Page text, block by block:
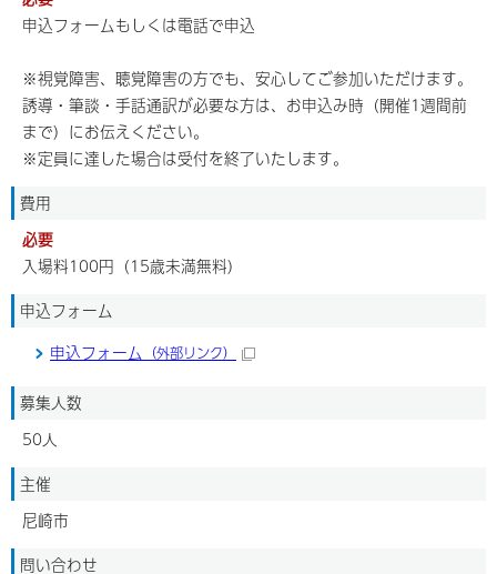
申込フォームもしくは電話で申込
※視覚障害、聴覚障害の方でも、安心してご参加いただけます。
誘導・筆談・手話通訳が必要な方は、お申込み時（開催1週間前
まで）にお伝えください。
※定員に達した場合は受付を終了いたします。
費用
必要
入場料100円（15歳未満無料）
申込フォーム
申込フォーム （外部リンク）
募集人数
50人
主催
尼崎市
問い合わせ